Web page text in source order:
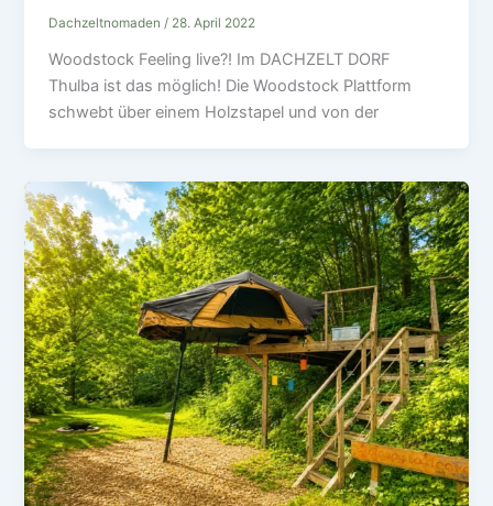
Dachzeltnomaden / 28. April 2022
Woodstock Feeling live?! Im DACHZELT DORF
Thulba ist das möglich! Die Woodstock Plattform
schwebt über einem Holzstapel und von der